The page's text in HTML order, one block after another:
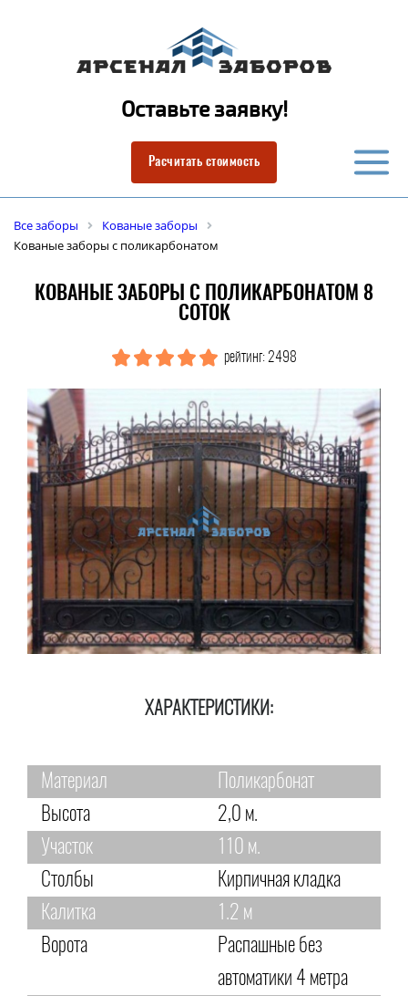
Оставьте заявку!
Расчитать стоимость
Все заборы
Кованые заборы
Кованые заборы с поликарбонатом
КОВАНЫЕ ЗАБОРЫ С ПОЛИКАРБОНАТОМ 8
СОТОК
рейтинг: 2498
ХАРАКТЕРИСТИКИ:
Материал
Поликарбонат
Высота
2,0 м.
Участок
110 м.
Столбы
Кирпичная кладка
Калитка
1.2 м
Ворота
Распашные без
автоматики 4 метра